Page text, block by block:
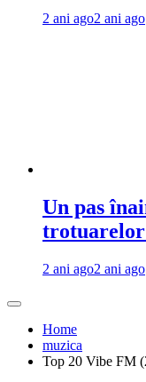
2 ani ago2 ani ago
Un pas
trotuarelor
2 ani ago2 ani ago
Home
muzica
Top 20 Vibe FM